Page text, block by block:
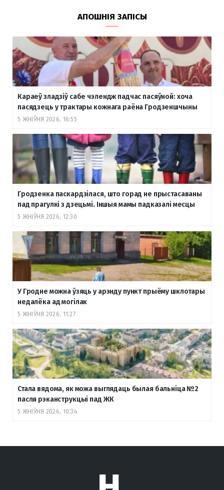
АПОШНІЯ ЗАПІСЫ
Караеў зладзіў сабе чэлендж падчас пасяўной: хоча
пасядзець у трактары кожнага раёна Гродзеншчыны
5 ЖНІЎНЯ 2026, 16:55
Гродзенка паскардзілася, што горад не прыстасаваны
пад прагулкі з дзецьмі. Іншыя мамы падказалі месцы
5 ЖНІЎНЯ 2026, 12:30
У Гродне можна ўзяць у арэнду пункт прыёму шклотары
недалёка ад могілак
5 ЖНІЎНЯ 2026, 11:27
Стала вядома, як можа выглядаць былая бальніца №2
пасля рэканструкцыі пад ЖК
5 ЖНІЎНЯ 2026, 10:34